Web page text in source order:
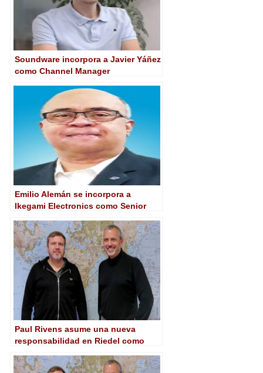
Soundware incorpora a Javier Yáñez
como Channel Manager
Emilio Alemán se incorpora a
Ikegami Electronics como Senior
Paul Rivens asume una nueva
responsabilidad en Riedel como